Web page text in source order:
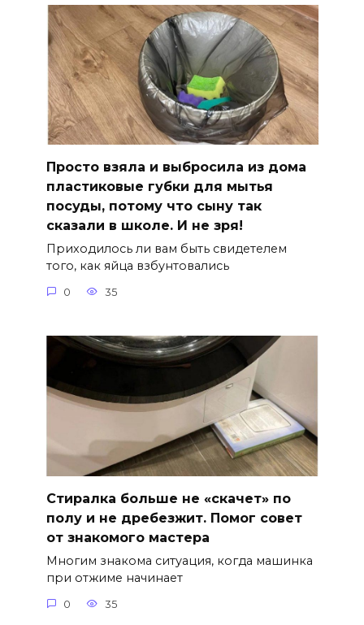
Просто взяла и выбросила из дома
пластиковые губки для мытья
посуды, потому что сыну так
сказали в школе. И не зря!
Приходилось ли вам быть свидетелем
того, как яйца взбунтовались
0 35
Стиралка больше не «скачет» по
полу и не дребезжит. Помог совет
от знакомого мастера
Многим знакома ситуация, когда машинка
при отжиме начинает
0 35